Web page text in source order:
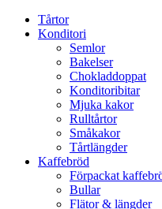
Tårtor
Konditori
Semlor
Bakelser
Chokladdoppat
Konditoribitar
Mjuka kakor
Rulltårtor
Småkakor
Tårtlängder
Kaffebröd
Förpackat
Bullar
Flätor & längder